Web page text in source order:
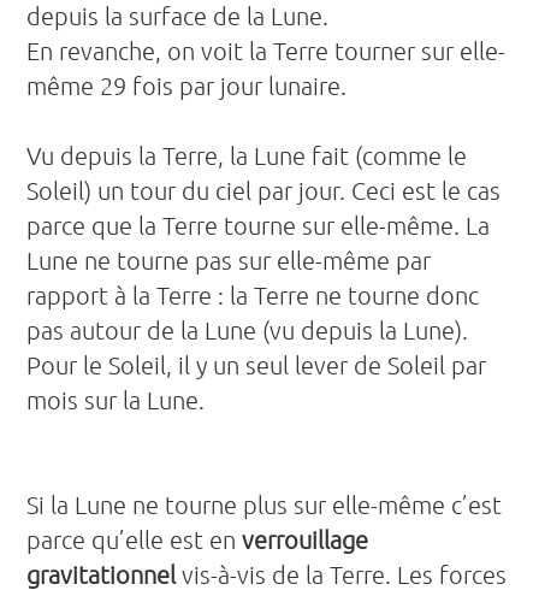
depuis la surface de la Lune.
En revanche, on voit la Terre tourner sur elle-
même 29 fois par jour lunaire.
Vu depuis la Terre, la Lune fait (comme le
Soleil) un tour du ciel par jour. Ceci est le cas
parce que la Terre tourne sur elle-même. La
Lune ne tourne pas sur elle-même par
rapport à la Terre : la Terre ne tourne donc
pas autour de la Lune (vu depuis la Lune).
Pour le Soleil, il y un seul lever de Soleil par
mois sur la Lune.
Si la Lune ne tourne plus sur elle-même c’est
parce qu’elle est enverrouillage
gravitationnelvis-à-vis de la Terre. Les forces